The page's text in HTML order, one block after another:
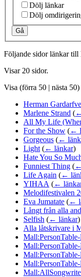
Dölj länkar
Dölj
Gå
Följande sidor länkar till
Visar 20 sidor.
Visa (förra 50 | nästa 50)
Herman Gardarfve
Marlene Strand (
All My Life
For the Show (←
Gorgeous (←
Light (← länkar)
Hate You So
Funniest Thing (
Life Again (←
YIHAA (←
Melodifestivalen
Eva Jumatate (←
Långt från alla
Selfish (← länkar)
Alla låtskrivare i